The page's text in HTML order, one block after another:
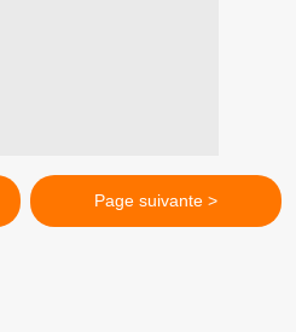
Page suivante >